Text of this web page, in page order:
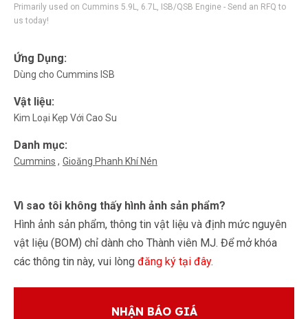
Primarily used on Cummins 5.9L, 6.7L, ISB/QSB Engine - Send an RFQ to
us today!
Ứng Dụng:
Dùng cho Cummins ISB
Vật liệu:
Kim Loại Kẹp Với Cao Su
Danh mục:
Cummins Gioăng Phanh Khí Nén
Vì sao tôi không thấy hình ảnh sản phẩm?
Hình ảnh sản phẩm, thông tin vật liệu và định mức nguyên
vật liệu (BOM) chỉ dành cho Thành viên MJ. Để mở khóa
các thông tin này, vui lòng đăng ký tại đây.
NHẬN BÁO GIÁ